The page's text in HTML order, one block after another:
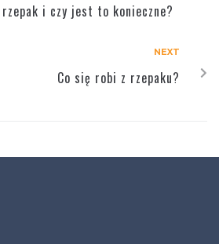
rzepak i czy jest to konieczne?
NEXT
Co się robi z rzepaku?